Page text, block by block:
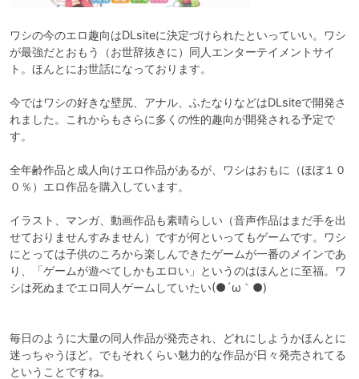
ワシの今のエロ趣向はDLsiteに決定づけられたといっていい。ワシ
が最強だとおもう（お世辞抜きに）同人エンターテイメントサイ
ト。ほんとにお世話になっております。
今ではワシの好きな壁尻、アナル、ふたなりなどはDLsiteで開発さ
れました。これからもさらに多くの性的趣向が開発される予定で
す。
全年齢作品と成人向けエロ作品があるが、ワシはおもに（ほぼ１０
０％）エロ作品を購入しています。
イラスト、マンガ、動画作品も素晴らしい（音声作品はまだ手を出
せておりませんすみません）ですが何といってもゲームです。ワシ
にとっては子供のころから楽しんできたゲームが一番のメインであ
り、「ゲームが遊べてしかもエロい」というのはほんとに至福。ワ
シは死ぬまでエロ同人ゲームしていたい(●´ω｀●)
毎日のように大量の同人作品が発売され、どれにしようかほんとに
迷っちゃうほど。でもそれくらい魅力的な作品が日々発売されてる
ということですね。